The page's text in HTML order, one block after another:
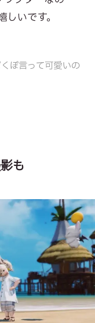
いです。
ぽ言って可愛いの
も